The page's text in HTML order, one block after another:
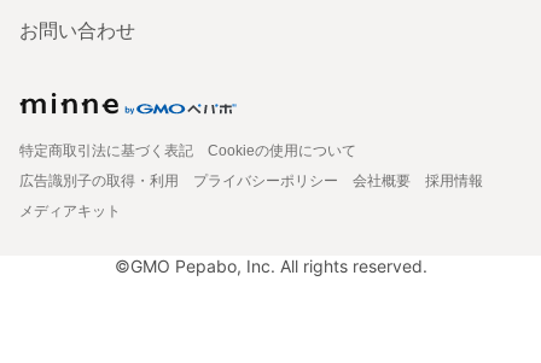
お問い合わせ
特定商取引法に基づく表記
Cookieの使用について
広告識別子の取得・利用
プライバシーポリシー 会社概要
採用情報
メディアキット
©GMO Pepabo, Inc. All rights reserved.